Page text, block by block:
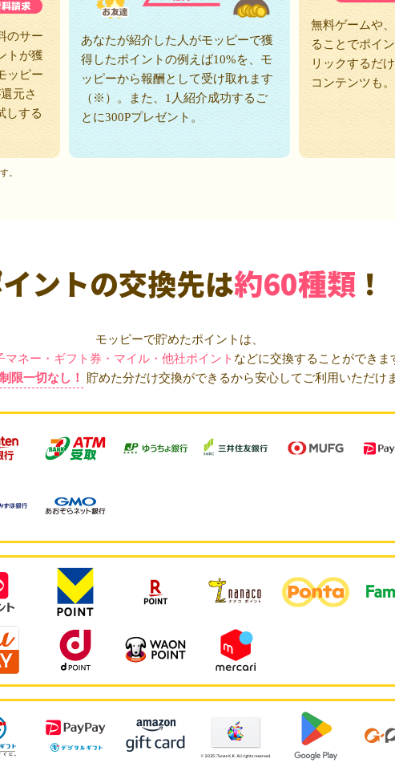
のサー
トが獲
ッピー
元さ
しする
あなたが紹介した人がモッピーで獲
得したポイントの例えば10%を、モ
ッピーから報酬として受け取れます
（※）。また、1人紹介成功するご
とに300Pプレゼント。
無料ゲームや
ることでポイ
リックするだ
コンテンツも。
。
ントの交換先は約60種類 ！
モッピーで貯めたポイントは、
マネー・ギフト券・マイル・他社ポイント などに交換することができま
限一切なし！
貯めた分だけ交換ができるから安心してご利用いただけ